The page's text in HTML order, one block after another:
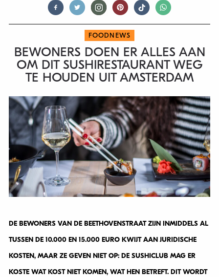
FOODNEWS
BEWONERS DOEN ER ALLES AAN
OM DIT SUSHIRESTAURANT WEG
TE HOUDEN UIT AMSTERDAM
DE BEWONERS VAN DE BEETHOVENSTRAAT ZIJN INMIDDELS AL
TUSSEN DE 10.000 EN 15.000 EURO KWIJT AAN JURIDISCHE
KOSTEN, MAAR ZE GEVEN NIET OP: DE SUSHICLUB MAG ER
KOSTE WAT KOST NIET KOMEN, WAT HEN BETREFT. DIT WORDT